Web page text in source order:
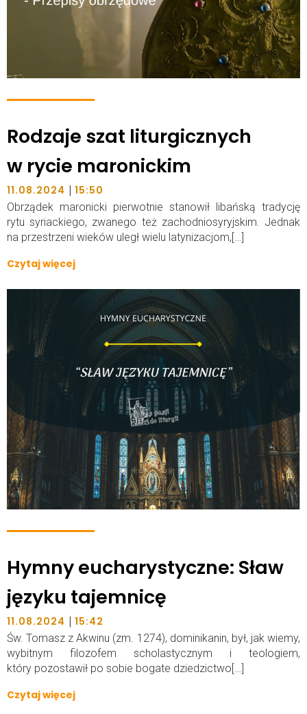
Rodzaje szat liturgicznych
w rycie maronickim
11.08.2024 | 15:50
Obrządek maronicki pierwotnie stanowił libańską tradycję
rytu syriackiego, zwanego też zachodniosyryjskim. Jednak
na przestrzeni wieków uległ wielu latynizacjom,[…]
Czytaj więcej
Hymny eucharystyczne: Sław
języku tajemnicę
11.08.2024 | 15:42
Św. Tomasz z Akwinu (zm. 1274), dominikanin, był, jak wiemy,
wybitnym filozofem scholastycznym i teologiem,
który pozostawił po sobie bogate dziedzictwo[…]
Czytaj więcej